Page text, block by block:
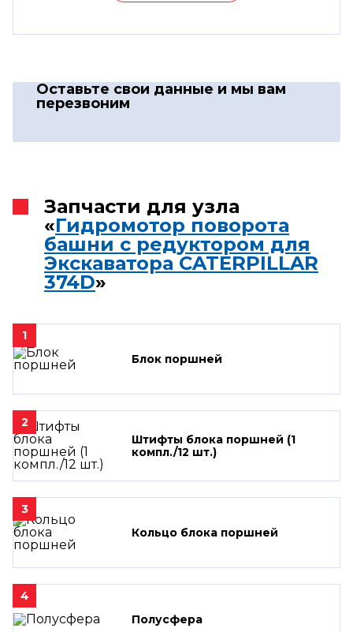
Оставьте свои данные и мы вам
перезвоним
Запчасти для узла
«Гидромотор поворота
башни с редуктором для
Экскаватора CATERPILLAR
374D»
1
Блок поршней
2
Штифты блока поршней (1
компл./12 шт.)
3
Кольцо блока поршней
4
Полусфера